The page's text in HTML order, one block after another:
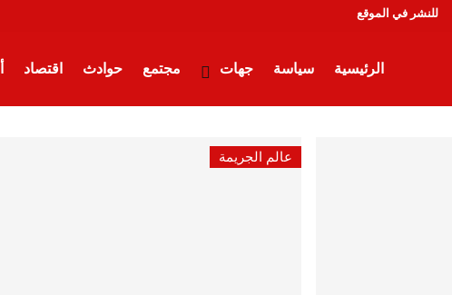
للنشر في الموقع
الرئيسية سياسة جهات مجتمع حوادث اقتصاد
عالم الجريمة